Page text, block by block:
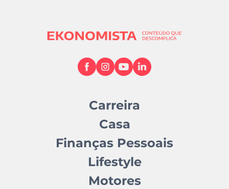
Carreira
Casa
Finanças Pessoais
Lifestyle
Motores